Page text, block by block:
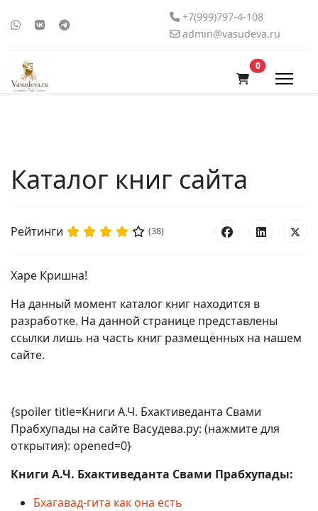
+7(999)797-4-108
admin@vasudeva.ru
0В корзину
Каталог книг сайта
Рейтинги (38)
Харе Кришна!
На данный момент каталог книг находится в
разработке. На данной странице представлены
ссылки лишь на часть книг размещённых на нашем
сайте.
{spoiler title=Книги А.Ч. Бхактиведанта Свами
Прабхупады на сайте Васудева.ру: (нажмите для
открытия): opened=0}
Книги А.Ч. Бхактиведанта Свами Прабхупады:
Бхагавад-гита как она есть